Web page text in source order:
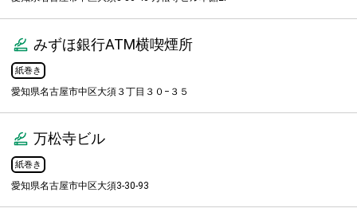
みずほ銀行ATM横喫煙所
紙巻き
愛知県名古屋市中区大須３丁目３０−３５
万松寺ビル
紙巻き
愛知県名古屋市中区大須3-30-93